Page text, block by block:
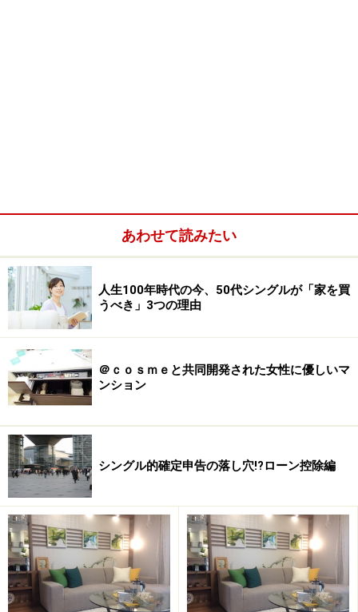
産はこれら「3つのP」で構成されています。
例えば、あなたが「この沿線のこのエリアに住みたい」
とPlaceにこだわりがあった場合、そのエリアに新築マ
ンションの販売がなければ、中古マンションで最適なも
のはないかしら、と中古マンションを探すことになりま
す。
「間取りや内装など住空間（Plan）にこだわりたい」の
ことが、あなたの希望を満たす最短コースかもしれませ
ん。
さらに、「駅に近くて広めの新築マンションが良いとマ
ンション探しをするけれど、購入予算と販売価格
（price）が折り合わない」ということもあります。新築
にこだわると都心から離れたり、最寄駅から遠くなった
り、設備仕様や管理体制が低下したり、とあなたの希望
あわせて読みたい
人生100年時代の今、50代シングルが「家を買
うべき」3つの理由
＠ｃｏｓｍｅと共同開発された女性に優しいマ
ンション
シングル的確定申告の落し穴!?ローン控除編